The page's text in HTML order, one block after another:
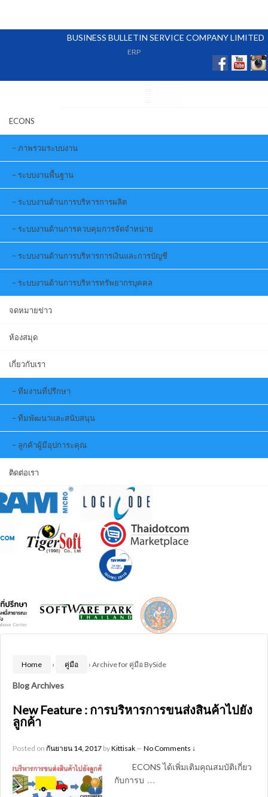
BUSINESS BULLETIN SERVICE COMPANY LIMITED
ERP
ECONS
ภาพรวมระบบงาน
ระบบงานพื้นฐาน
ระบบงานด้านการบริหารการผลิต
ระบบงานด้านการควบคุมการจัดจำหน่าย
ระบบงานด้านการบริหารการเงินและการบัญชี
ระบบงานด้านการบริหารทรัพยากรบุคคล
จดหมายข่าว
ห้องสมุด
เกี่ยวกับเรา
ทีมงานที่ปรึกษา
ทีมพัฒนาและสนับสนุน
ลูกค้าผู้มีอุปการะคุณ
ติดต่อเรา
Home › คู่มือ › Archive for คู่มือ BySide
Blog Archives
New Feature : การบริหารการขนส่งสินค้าไปยัง
ลูกค้า
Posted on กันยายน 14, 2017 byKittisak — No Comments ↓
ECONS ได้เพิ่มเติมคุณสมบัติเกี่ยว
กับการบ …